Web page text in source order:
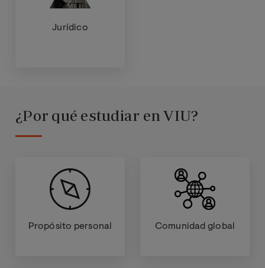
Jurídico
¿Por qué estudiar en VIU?
Propósito personal Comunidad global